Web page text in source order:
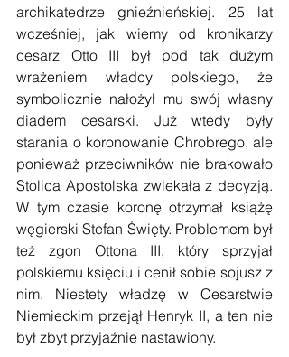
archikatedrze gnieźnieńskiej. 25 lat
wcześniej, jak wiemy od kronikarzy
cesarz Otto III był pod tak dużym
wrażeniem władcy polskiego, że
symbolicznie nałożył mu swój własny
diadem cesarski. Już wtedy były
starania o koronowanie Chrobrego, ale
ponieważ przeciwników nie brakowało
Stolica Apostolska zwlekała z decyzją.
W tym czasie koronę otrzymał książę
węgierski Stefan Święty. Problemem był
też zgon Ottona III, który sprzyjał
polskiemu księciu i cenił sobie sojusz z
nim. Niestety władzę w Cesarstwie
Niemieckim przejął Henryk II, a ten nie
był zbyt przyjaźnie nastawiony.